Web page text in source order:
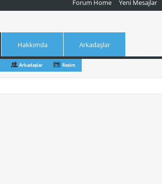
Forum Home Yeni Mesajlar
Hakkımda Arkadaşlar
Arkadaşlar Resim